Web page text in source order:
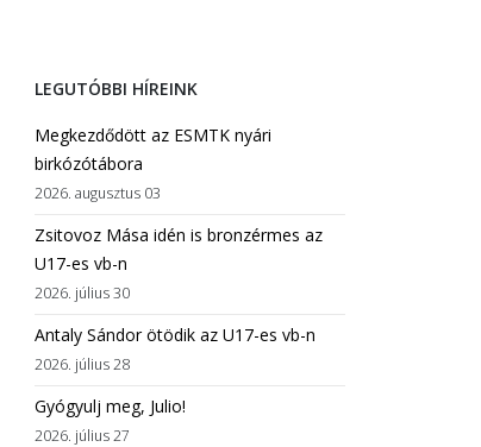
LEGUTÓBBI HÍREINK
Megkezdődött az ESMTK nyári
birkózótábora
2026. augusztus 03
Zsitovoz Mása idén is bronzérmes az
U17-es vb-n
2026. július 30
Antaly Sándor ötödik az U17-es vb-n
2026. július 28
Gyógyulj meg, Julio!
2026. július 27